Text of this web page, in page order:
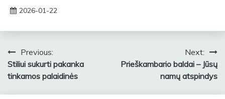
2026-01-22
Navigacija
tarp
įrašų
Previous:
Stiliui sukurti pakanka
tinkamos palaidinės
Next:
Prieškambario baldai – Jūsų
namų atspindys